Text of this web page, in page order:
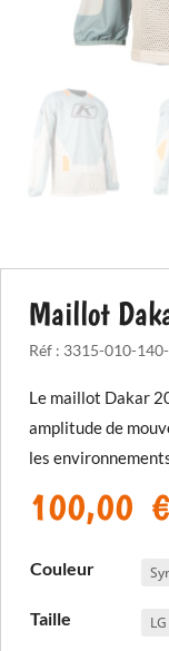
Maillot
Réf : 3315-010-
Le maillot Dakar
amplitude de
les
100,00 €
Couleur
Taille